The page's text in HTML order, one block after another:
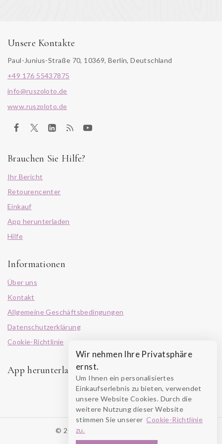
Unsere Kontakte
Paul-Junius-Straße 70, 10369, Berlin, Deutschland
+49 176 55437875
info@ruszoloto.de
www.ruszoloto.de
Brauchen Sie Hilfe?
Ihr Bericht
Retourencenter
Einkauf
App herunterladen
Hilfe
Informationen
Über uns
Kontakt
Allgemeine Geschäftsbedingungen
Datenschutzerklärung
Cookie-Richtlinie
App herunterladen
© 2026 RUSZOLOTO Akzenz
Wir nehmen Ihre Privatsphäre
ernst.
Um Ihnen ein personalisiertes
Einkaufserlebnis zu bieten, verwendet
unsere Website Cookies. Durch die
weitere Nutzung dieser Website
stimmen Sie unsererCookie-Richtlinie
zu.